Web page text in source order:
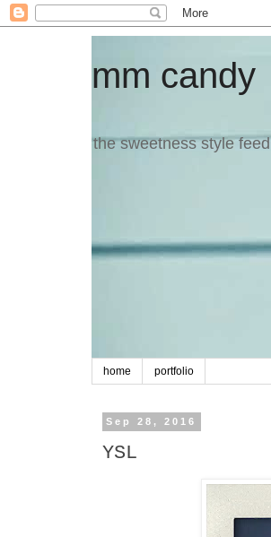
mm candy
the sweetness style feed
home portfolio
Sep 28, 2016
YSL